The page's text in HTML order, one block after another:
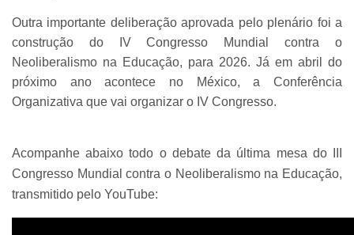
Outra importante deliberação aprovada pelo plenário foi a
construção do IV Congresso Mundial contra o
Neoliberalismo na Educação, para 2026. Já em abril do
próximo ano acontece no México, a Conferência
Organizativa que vai organizar o IV Congresso.
Acompanhe abaixo todo o debate da última mesa do III
Congresso Mundial contra o Neoliberalismo na Educação,
transmitido pelo YouTube: